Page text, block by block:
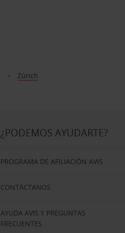
Zúrich
¿PODEMOS AYUDARTE?
PROGRAMA DE AFILIACIÓN AVIS
CONTÁCTANOS
AYUDA AVIS Y PREGUNTAS
FRECUENTES